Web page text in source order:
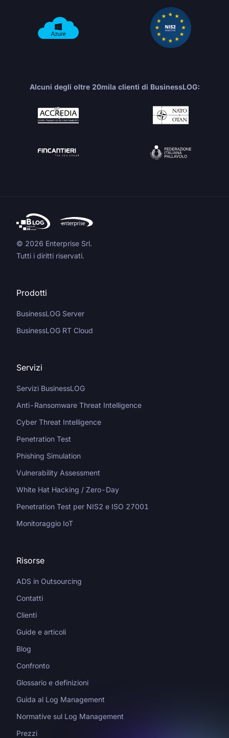
Alcuni degli oltre 20mila clienti di BusinessLOG:
© 2026 Enterprise Srl.
Tutti i diritti riservati.
Prodotti
BusinessLOG Server
BusinessLOG RT Cloud
Servizi
Servizi BusinessLOG
Anti-Ransomware Threat Intelligence
Cyber Threat Intelligence
Penetration Test
Phishing Simulation
Vulnerability Assessment
White Hat Hacking / Zero-Day
Penetration Test per NIS2 e ISO 27001
Monitoraggio IoT
Risorse
ADS in Outsourcing
Contatti
Clienti
Guide e articoli
Blog
Confronto
Glossario e definizioni
Guida al Log Management
Normative sul Log Management
Prezzi